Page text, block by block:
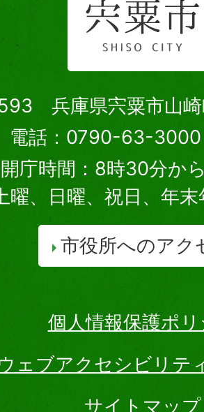
兵庫県宍粟市山崎
電話：0790-63-3000
開庁時間：8時30分か
曜、日曜、祝日、年
市役所へのアク
個人情報保護ポ
ェブアクセシビリテ
サイトマップ